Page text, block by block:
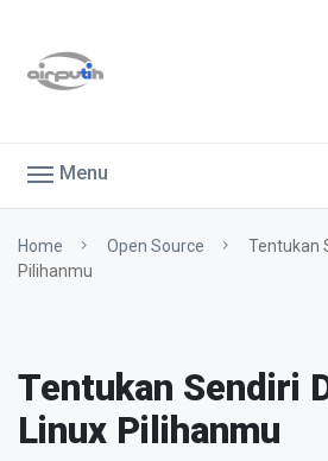
Menu
Home Open Source
Tentukan
Pilihanmu
Tentukan Sendiri
Linux Pilihanmu